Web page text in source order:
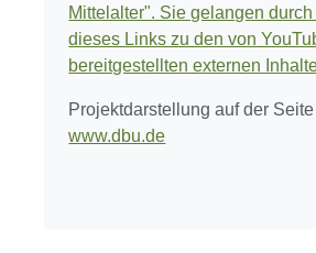
Mittelalter". Sie gelangen
dieses Links zu den von
bereitgestellten externen
Projektdarstellung auf der
www.dbu.de